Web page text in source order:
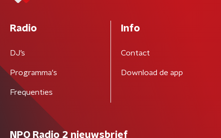
Radio
DJ’s
Programma's
Frequenties
Info
Contact
Download de app
NPO Radio 2 nieuwsbrief